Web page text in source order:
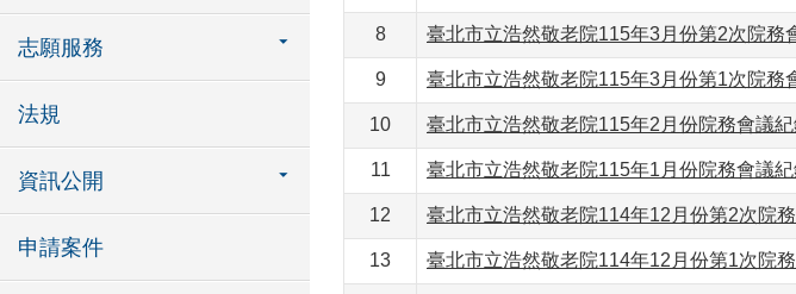
志願服務
法規
資訊公開
申請案件
8 臺北市立浩然敬老院115年3月份第2次院務
9 臺北市立浩然敬老院115年3月份第1次院務
10 臺北市立浩然敬老院115年2月份院務會議
11 臺北市立浩然敬老院115年1月份院務會議
12 臺北市立浩然敬老院114年12月份第2次院
13 臺北市立浩然敬老院114年12月份第1次院